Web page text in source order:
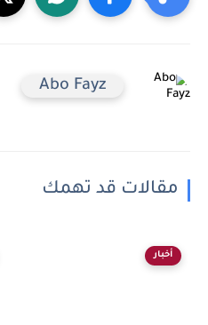
Abo Fayz
مقالات قد تهمك
أخبار